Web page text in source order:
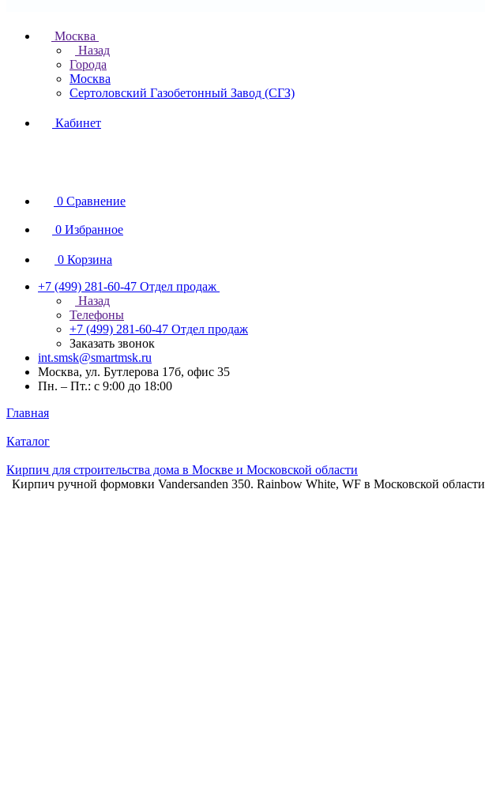
Москва
Назад
Города
Москва
Сертоловский Газобетонный Завод (СГЗ)
Кабинет
0 Сравнение
0 Избранное
0 Корзина
+7 (499) 281-60-47 Отдел продаж
Назад
Телефоны
+7 (499) 281-60-47 Отдел продаж
Заказать звонок
int.smsk@smartmsk.ru
Москва, ул. Бутлерова 17б, офис 35
Пн. – Пт.: с 9:00 до 18:00
Главная
Каталог
Кирпич для строительства дома в Москве и Московской области
Кирпич ручной формовки Vandersanden 350. Rainbow White, WF в Московской области